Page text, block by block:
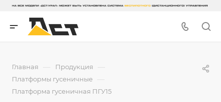
Главная — Продукция —
Платформы гусеничные —
Платформа гусеничная ПГУ15